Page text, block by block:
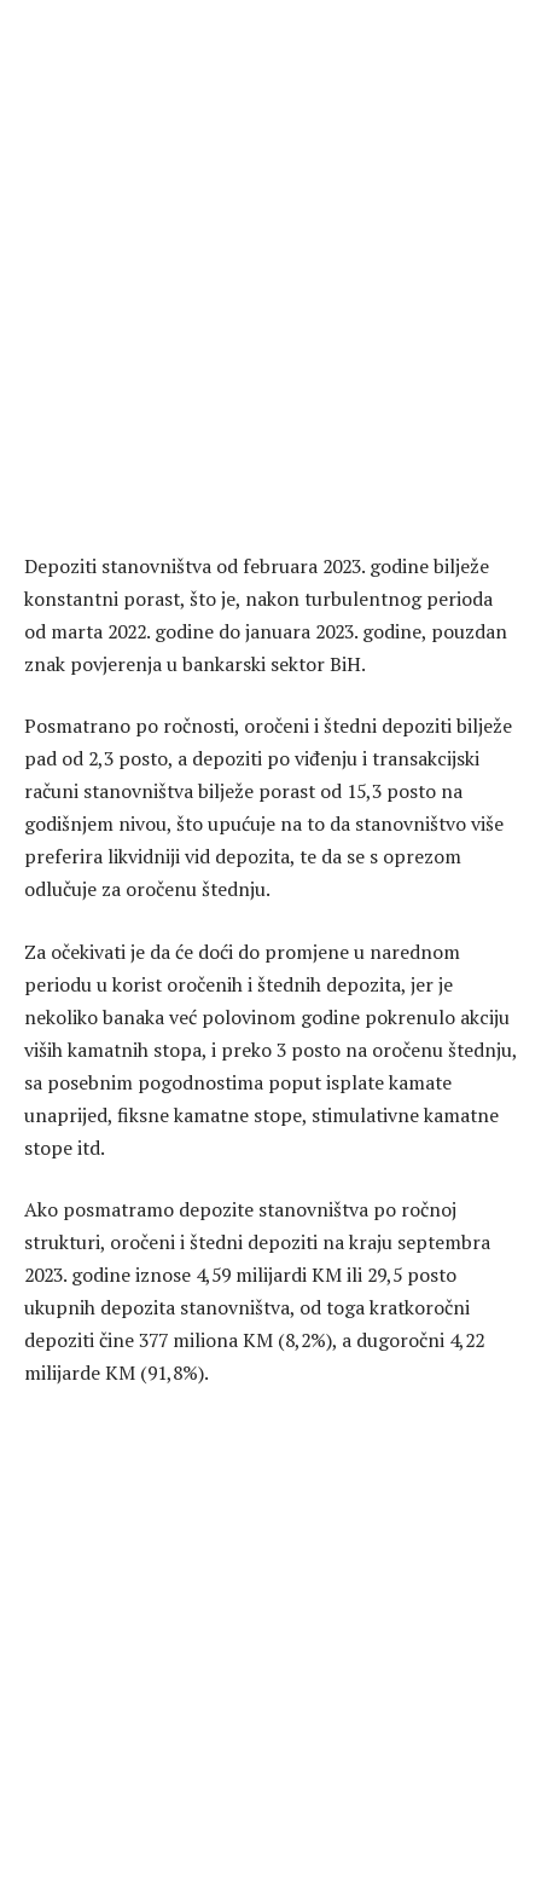
Depoziti stanovništva od februara 2023. godine bilježe
konstantni porast, što je, nakon turbulentnog perioda
od marta 2022. godine do januara 2023. godine, pouzdan
znak povjerenja u bankarski sektor BiH.
Posmatrano po ročnosti, oročeni i štedni depoziti bilježe
pad od 2,3 posto, a depoziti po viđenju i transakcijski
računi stanovništva bilježe porast od 15,3 posto na
godišnjem nivou, što upućuje na to da stanovništvo više
preferira likvidniji vid depozita, te da se s oprezom
odlučuje za oročenu štednju.
Za očekivati je da će doći do promjene u narednom
periodu u korist oročenih i štednih depozita, jer je
nekoliko banaka već polovinom godine pokrenulo akciju
viših kamatnih stopa, i preko 3 posto na oročenu štednju,
sa posebnim pogodnostima poput isplate kamate
unaprijed, fiksne kamatne stope, stimulativne kamatne
stope itd.
Ako posmatramo depozite stanovništva po ročnoj
strukturi, oročeni i štedni depoziti na kraju septembra
2023. godine iznose 4,59 milijardi KM ili 29,5 posto
ukupnih depozita stanovništva, od toga kratkoročni
depoziti čine 377 miliona KM (8,2%), a dugoročni 4,22
milijarde KM (91,8%).